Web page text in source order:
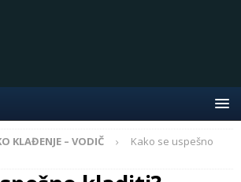
KLAĐENJE – VODIČ
Kako se uspešno